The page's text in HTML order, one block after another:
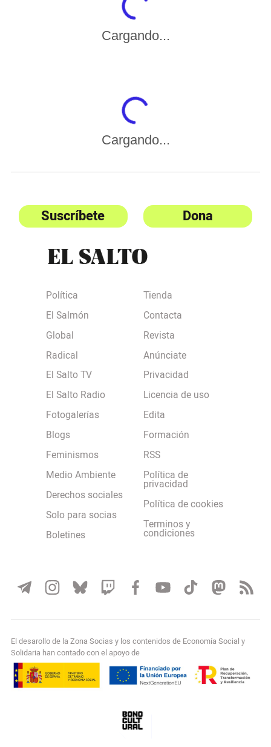
Cargando...
Cargando...
Suscríbete Dona
Política
El Salmón
Global
Radical
El Salto TV
El Salto Radio
Fotogalerías
Blogs
Feminismos
Medio Ambiente
Derechos sociales
Solo para socias
Boletines
Tienda
Contacta
Revista
Anúnciate
Privacidad
Licencia de uso
Edita
Formación
RSS
Política de
privacidad
Política de cookies
Terminos y
condiciones
El desarollo de la Zona Socias y los contenidos de Economía Social y
Solidaria han contado con el apoyo de